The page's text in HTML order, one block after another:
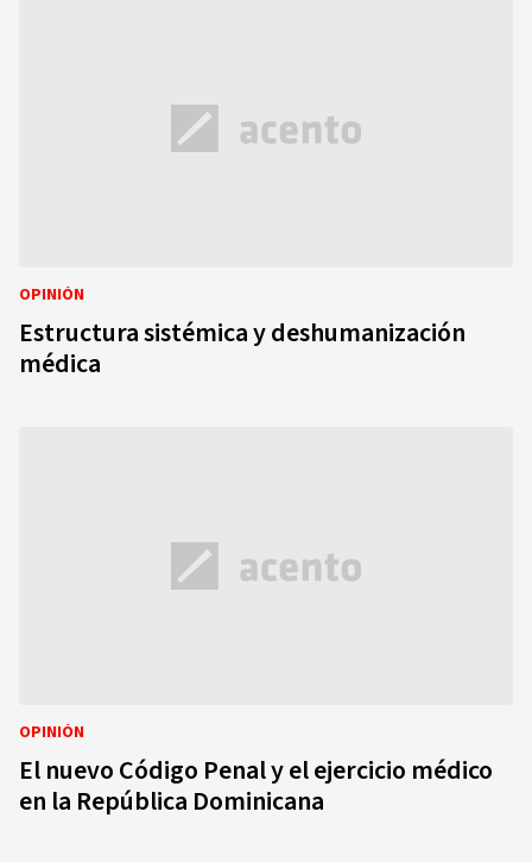
OPINIÓN
Estructura sistémica y deshumanización
médica
OPINIÓN
El nuevo Código Penal y el ejercicio médico
en la República Dominicana